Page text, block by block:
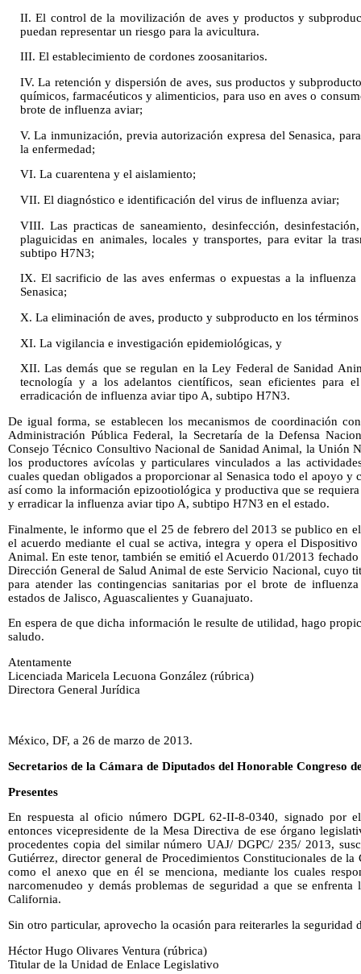
II. El control de la movilización de aves y productos y
puedan representar un riesgo para la avicultura.
III. El establecimiento de cordones zoosanitarios.
IV. La retención y dispersión de aves, sus productos y
químicos, farmacéuticos y alimenticios, para uso en aves o
brote de influenza aviar;
V. La inmunización, previa autorización expresa del Senasica,
la enfermedad;
VI. La cuarentena y el aislamiento;
VII. El diagnóstico e identificación del virus de influenza aviar;
VIII. Las practicas de saneamiento, desinfección,
plaguicidas en animales, locales y transportes, para evitar la
subtipo H7N3;
IX. El sacrificio de las aves enfermas o expuestas a la
Senasica;
X. La eliminación de aves, producto y subproducto en los términos
XI. La vigilancia e investigación epidemiológicas, y
XII. Las demás que se regulan en la Ley Federal de Sanidad
tecnología y a los adelantos científicos, sean eficientes para
erradicación de influenza aviar tipo A, subtipo H7N3.
De igual forma, se establecen los mecanismos de coordinación
Administración Pública Federal, la Secretaría de la Defensa
Consejo Técnico Consultivo Nacional de Sanidad Animal, la Unión
los productores avícolas y particulares vinculados a las
cuales quedan obligados a proporcionar al Senasica todo el apoyo
así como la información epizootiológica y productiva que se
y erradicar la influenza aviar tipo A, subtipo H7N3 en el estado.
Finalmente, le informo que el 25 de febrero del 2013 se publico en
el acuerdo mediante el cual se activa, integra y opera el
Animal. En este tenor, también se emitió el Acuerdo 01/2013
Dirección General de Salud Animal de este Servicio Nacional, cuyo
para atender las contingencias sanitarias por el brote de
estados de Jalisco, Aguascalientes y Guanajuato.
En espera de que dicha información le resulte de utilidad, hago
saludo.
Atentamente
Licenciada Maricela Lecuona González (rúbrica)
Directora General Jurídica
México, DF, a 26 de marzo de 2013.
Secretarios de la Cámara de Diputados del Honorable Congreso
Presentes
En respuesta al oficio número DGPL 62-II-8-0340, signado por
entonces vicepresidente de la Mesa Directiva de ese órgano
procedentes copia del similar número UAJ/ DGPC/ 235/ 2013,
Gutiérrez, director general de Procedimientos Constitucionales de
como el anexo que en él se menciona, mediante los cuales
narcomenudeo y demás problemas de seguridad a que se
California.
Sin otro particular, aprovecho la ocasión para reiterarles la
Héctor Hugo Olivares Ventura (rúbrica)
Titular de la Unidad de Enlace Legislativo